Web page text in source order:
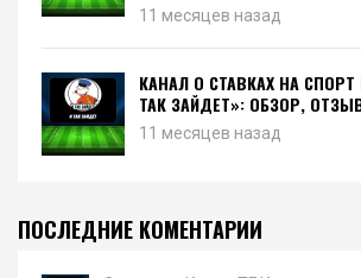
11 месяцев назад
КАНАЛ О СТАВКАХ НА
ТАК ЗАЙДЕТ»: ОБЗОР,
11 месяцев назад
ПОСЛЕДНИЕ КОМЕНТАРИИ